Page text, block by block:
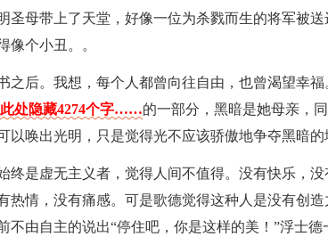
圣母带上了天堂，好像一位为杀戮而生的将军被
像个小丑。。
之后。我想，每个人都曾向往自由，也曾渴望幸
处隐藏4274个字……的一部分，黑暗是她母亲，
以唤出光明，只是觉得光不应该骄傲地争夺黑暗的
终是虚无主义者，觉得人间不值得。没有快乐，
热情，没有痛感。可是歌德觉得这种人是没有创
不由自主的说出“停住吧，你是这样的美！”浮士